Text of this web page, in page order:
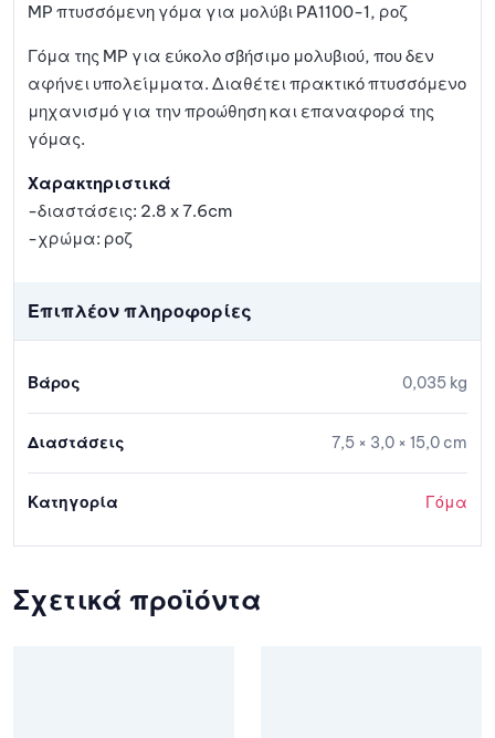
αγαπη
μένων
MP πτυσσόμενη γόμα για μολύβι PA1100-1, ροζ
Γόμα της MP για εύκολο σβήσιμο μολυβιού, που δεν
αφήνει υπολείμματα. Διαθέτει πρακτικό πτυσσόμενο
μηχανισμό για την προώθηση και επαναφορά της
γόμας.
Χαρακτηριστικά
-διαστάσεις: 2.8 x 7.6cm
-χρώμα: ροζ
Επιπλέον πληροφορίες
Βάρος 0,035 kg
Διαστάσεις 7,5 × 3,0 × 15,0 cm
Κατηγορία Γόμα
Σχετικά προϊόντα